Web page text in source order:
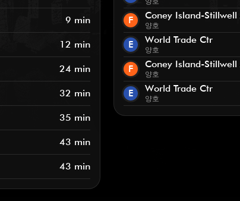
9 min
12 min
24 min
32 min
35 min
43 min
43 min
F Coney Island-Stillwell
양호
E World Trade Ctr
양호
F Coney Island-Stillwell
양호
E World Trade Ctr
양호